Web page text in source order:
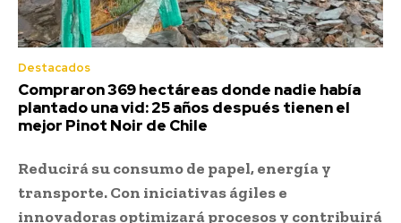
Destacados
Compraron 369 hectáreas donde nadie había
plantado una vid: 25 años después tienen el
mejor Pinot Noir de Chile
Reducirá su consumo de papel, energía y
transporte. Con iniciativas ágiles e
innovadoras optimizará procesos y contribuirá